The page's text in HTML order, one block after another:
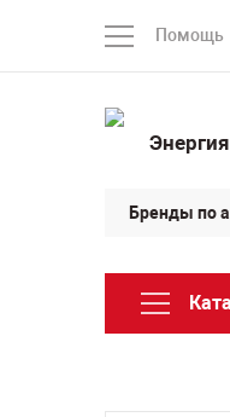
Помощь
Энергия
Бренды по